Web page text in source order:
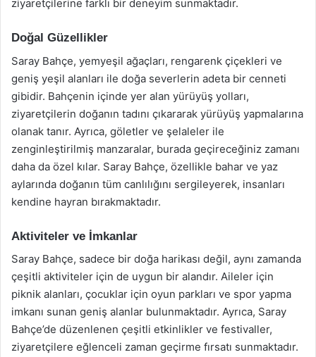
ziyaretçilerine farklı bir deneyim sunmaktadır.
Doğal Güzellikler
Saray Bahçe, yemyeşil ağaçları, rengarenk çiçekleri ve
geniş yeşil alanları ile doğa severlerin adeta bir cenneti
gibidir. Bahçenin içinde yer alan yürüyüş yolları,
ziyaretçilerin doğanın tadını çıkararak yürüyüş yapmalarına
olanak tanır. Ayrıca, göletler ve şelaleler ile
zenginleştirilmiş manzaralar, burada geçireceğiniz zamanı
daha da özel kılar. Saray Bahçe, özellikle bahar ve yaz
aylarında doğanın tüm canlılığını sergileyerek, insanları
kendine hayran bırakmaktadır.
Aktiviteler ve İmkanlar
Saray Bahçe, sadece bir doğa harikası değil, aynı zamanda
çeşitli aktiviteler için de uygun bir alandır. Aileler için
piknik alanları, çocuklar için oyun parkları ve spor yapma
imkanı sunan geniş alanlar bulunmaktadır. Ayrıca, Saray
Bahçe’de düzenlenen çeşitli etkinlikler ve festivaller,
ziyaretçilere eğlenceli zaman geçirme fırsatı sunmaktadır.